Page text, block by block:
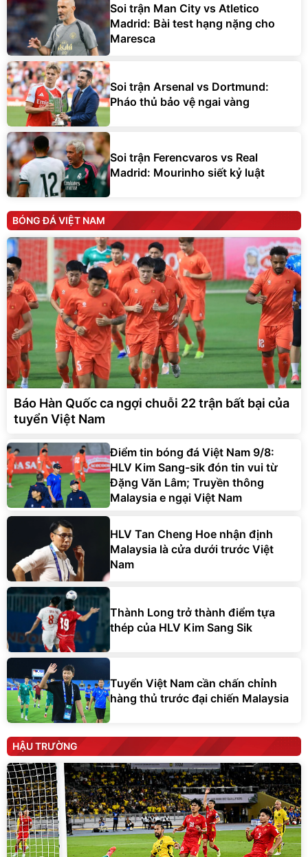
Soi trận Man City vs Atletico
Madrid: Bài test hạng nặng cho
Maresca
Soi trận Arsenal vs Dortmund:
Pháo thủ bảo vệ ngai vàng
Soi trận Ferencvaros vs Real
Madrid: Mourinho siết kỷ luật
BÓNG ĐÁ VIỆT NAM
Báo Hàn Quốc ca ngợi chuỗi 22 trận bất bại của
tuyển Việt Nam
Điểm tin bóng đá Việt Nam 9/8:
HLV Kim Sang-sik đón tin vui từ
Đặng Văn Lâm; Truyền thông
Malaysia e ngại Việt Nam
HLV Tan Cheng Hoe nhận định
Malaysia là cửa dưới trước Việt
Nam
Thành Long trở thành điểm tựa
thép của HLV Kim Sang Sik
Tuyển Việt Nam cần chấn chỉnh
hàng thủ trước đại chiến Malaysia
HẬU TRƯỜNG